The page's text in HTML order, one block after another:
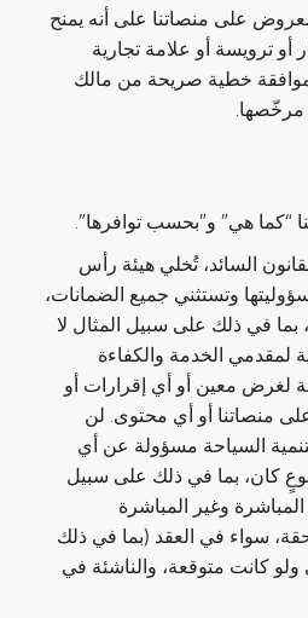
على منصاتنا على أنه يمنح
ترويسة أو علامة تجارية
خطية صريحة من مالك
مرخّصها.
“كما هي” و”بحسب توافرها”.
السائد، تُخلي هيئة رأس
وتستثني جميع الضمانات،
بما في ذلك على سبيل المثال لا
لمقدمي الخدمة والكفاءة
لغرض معين أو أي إقرارات أو
منصاتنا أو أي محتوى. لن
السياحة مسؤولة عن أي
كان، بما في ذلك على سبيل
وغير المباشرة
سواء في العقد (بما في ذلك
كانت متوقعة، والناشئة في